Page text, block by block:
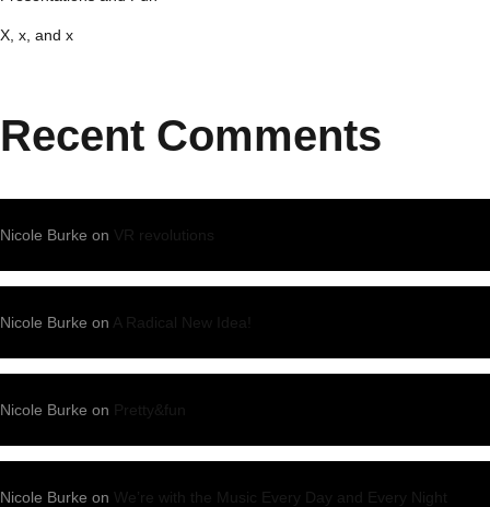
X, x, and x
Recent Comments
Nicole Burke on VR revolutions
Nicole Burke on A Radical New Idea!
Nicole Burke on Pretty&fun
Nicole Burke on We’re with the Music Every Day and Every Night